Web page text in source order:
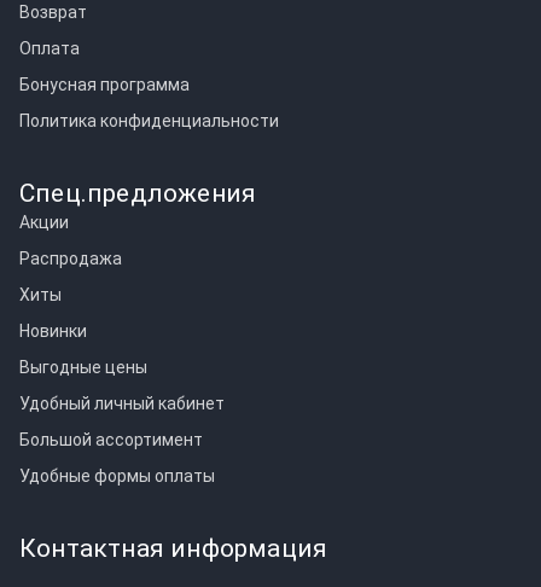
Возврат
Оплата
Бонусная программа
Политика конфиденциальности
Спец.предложения
Акции
Распродажа
Хиты
Новинки
Выгодные цены
Удобный личный кабинет
Большой ассортимент
Удобные формы оплаты
Контактная информация